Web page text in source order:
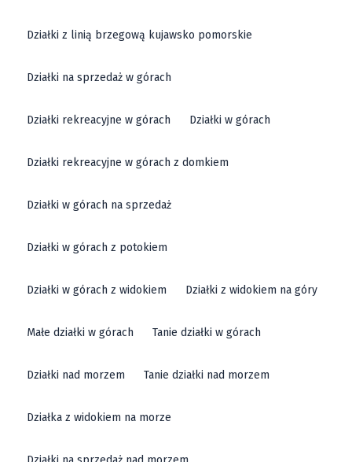
jednym z najbardziej gorących punktów na mapie
potencjałem. Podsumowanie: Działki na sprzedaż w
Węglin i od Dziesiątej po Zemborzyce, Lublin sprawia,
wyboru - lokalizacje, powierzchnie, rodzaje budynków
o które warto się zainteresować. Perfekcyjnie
na każdym kroku, są dowodem na to, że Lublin jest
Działki z linią brzegową kujawsko pomorskie
Działki na sprzedaż w górach
Działki rekreacyjne w górach Działki w górach
Działki rekreacyjne w górach z domkiem
Działki w górach na sprzedaż
Działki w górach z potokiem
Działki w górach z widokiem Działki z widokiem na góry
Małe działki w górach Tanie działki w górach
Działki nad morzem Tanie działki nad morzem
Działka z widokiem na morze